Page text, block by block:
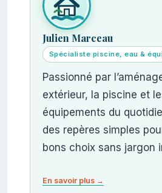
Julien Marceau
Spécialiste piscine, eau &
Passionné par
extérieur, la piscine et
équipements du
des repères simples
bons choix sans jargon
En savoir plus →